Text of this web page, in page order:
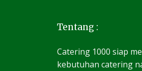
Tentang :
Catering 1000 siap
kebutuhan catering